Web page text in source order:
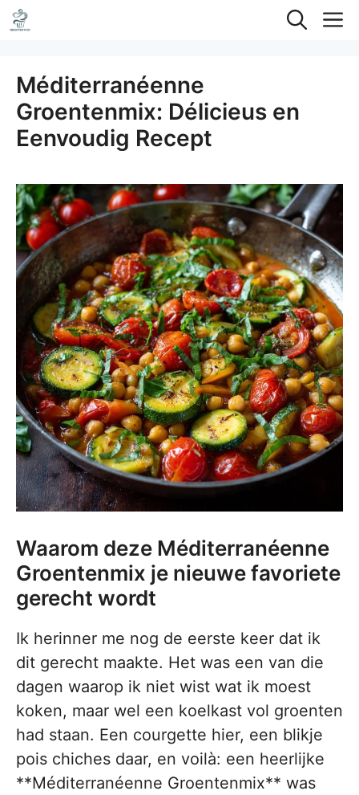
Ga
naar
inhoud
Méditerranéenne
Groentenmix: Délicieus en
Eenvoudig Recept
Waarom deze Méditerranéenne
Groentenmix je nieuwe favoriete
gerecht wordt
Ik herinner me nog de eerste keer dat ik
dit gerecht maakte. Het was een van die
dagen waarop ik niet wist wat ik moest
koken, maar wel een koelkast vol groenten
had staan. Een courgette hier, een blikje
pois chiches daar, en voilà: een heerlijke
**Méditerranéenne Groentenmix** was